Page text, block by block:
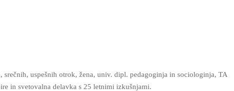
srečnih, uspešnih otrok, žena, univ. dipl. pedagoginja in sociologinja, TA
in svetovalna delavka s 25 letnimi izkušnjami.